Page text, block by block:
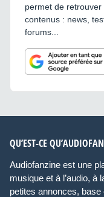
permet de
contenus : news,
forums...
QU’EST-CE
Audiofanzine est une
musique et à l’audio, à
petites annonces,